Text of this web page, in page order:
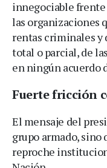
innegociable frente
las organizaciones
rentas criminales
total o parcial, de
en ningún acuerdo
Fuerte fricción
El mensaje del
grupo armado,
reproche